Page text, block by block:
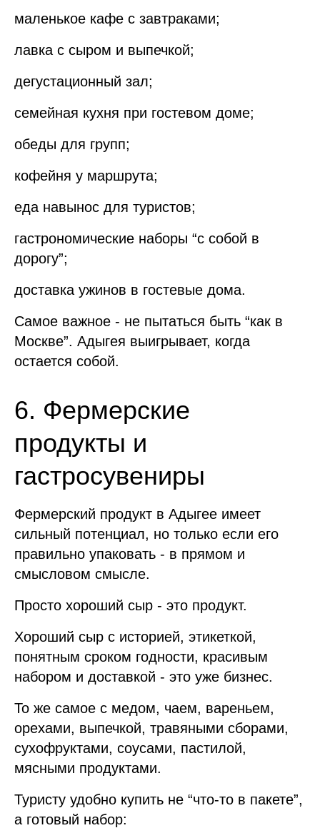
маленькое кафе с завтраками;
лавка с сыром и выпечкой;
дегустационный зал;
семейная кухня при гостевом доме;
обеды для групп;
кофейня у маршрута;
еда навынос для туристов;
гастрономические наборы “с собой в
дорогу”;
доставка ужинов в гостевые дома.
Самое важное - не пытаться быть “как в
Москве”. Адыгея выигрывает, когда
остается собой.
6. Фермерские
продукты и
гастросувениры
Фермерский продукт в Адыгее имеет
сильный потенциал, но только если его
правильно упаковать - в прямом и
смысловом смысле.
Просто хороший сыр - это продукт.
Хороший сыр с историей, этикеткой,
понятным сроком годности, красивым
набором и доставкой - это уже бизнес.
То же самое с медом, чаем, вареньем,
орехами, выпечкой, травяными сборами,
сухофруктами, соусами, пастилой,
мясными продуктами.
Туристу удобно купить не “что-то в пакете”,
а готовый набор: